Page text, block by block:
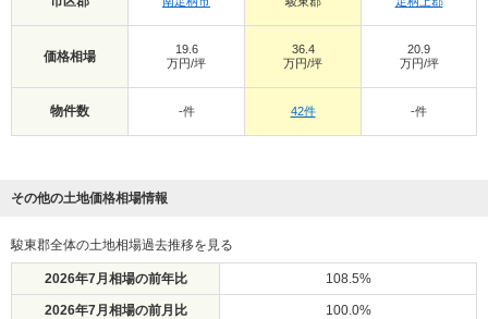
価格相場
19.6
万円/坪
36.4
万円/坪
20.9
万円/坪
物件数 -件 42件 -件
その他の土地価格相場情報
駿東郡全体の土地相場過去推移を見る
2026年7月相場の前年比 108.5%
2026年7月相場の前月比 100.0%